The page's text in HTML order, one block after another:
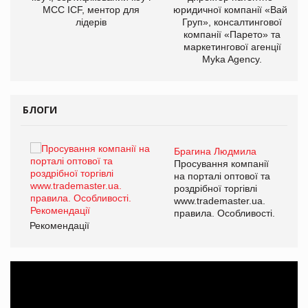
МСС ICF, ментор для
лідерів
юридичної компанії «Вайз
Груп», консалтингової
компанії «Парето» та
маркетингової агенції
Myka Agency.
БЛОГИ
Брагина Людмила
Просування компанії
на порталі оптової та
роздрібної торгівлі
www.trademaster.ua.
правила. Особливості.
Рекомендації